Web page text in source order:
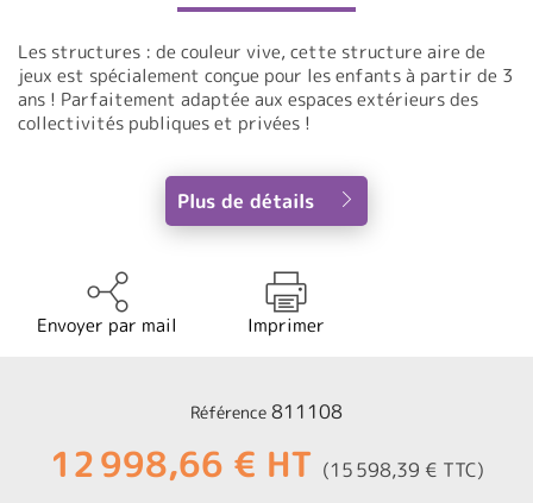
Les structures : de couleur vive, cette structure aire de
jeux est spécialement conçue pour les enfants à partir de 3
ans ! Parfaitement adaptée aux espaces extérieurs des
collectivités publiques et privées !
Plus de détails
Envoyer par mail Imprimer
Référence 811108
12 998,66 € HT (15 598,39 € TTC)